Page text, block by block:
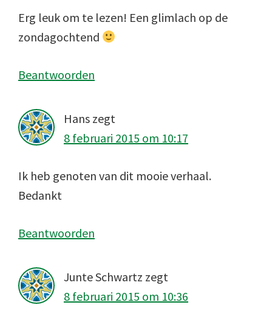
Erg leuk om te lezen! Een glimlach op de
zondagochtend
Beantwoorden
Hans zegt
8 februari 2015 om 10:17
Ik heb genoten van dit mooie verhaal.
Bedankt
Beantwoorden
Junte Schwartz zegt
8 februari 2015 om 10:36